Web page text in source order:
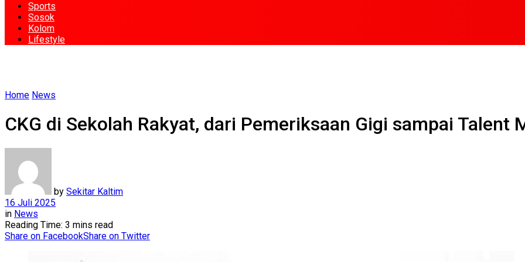
Sports
Sosok
Kolom
Lifestyle
Home News
CKG di Sekolah Rakyat, dari Pemeriksaan Gigi sampai Talent
by Sekitar Kaltim
16 Juli 2025
in News
Reading Time: 3 mins read
Share on FacebookShare on Twitter